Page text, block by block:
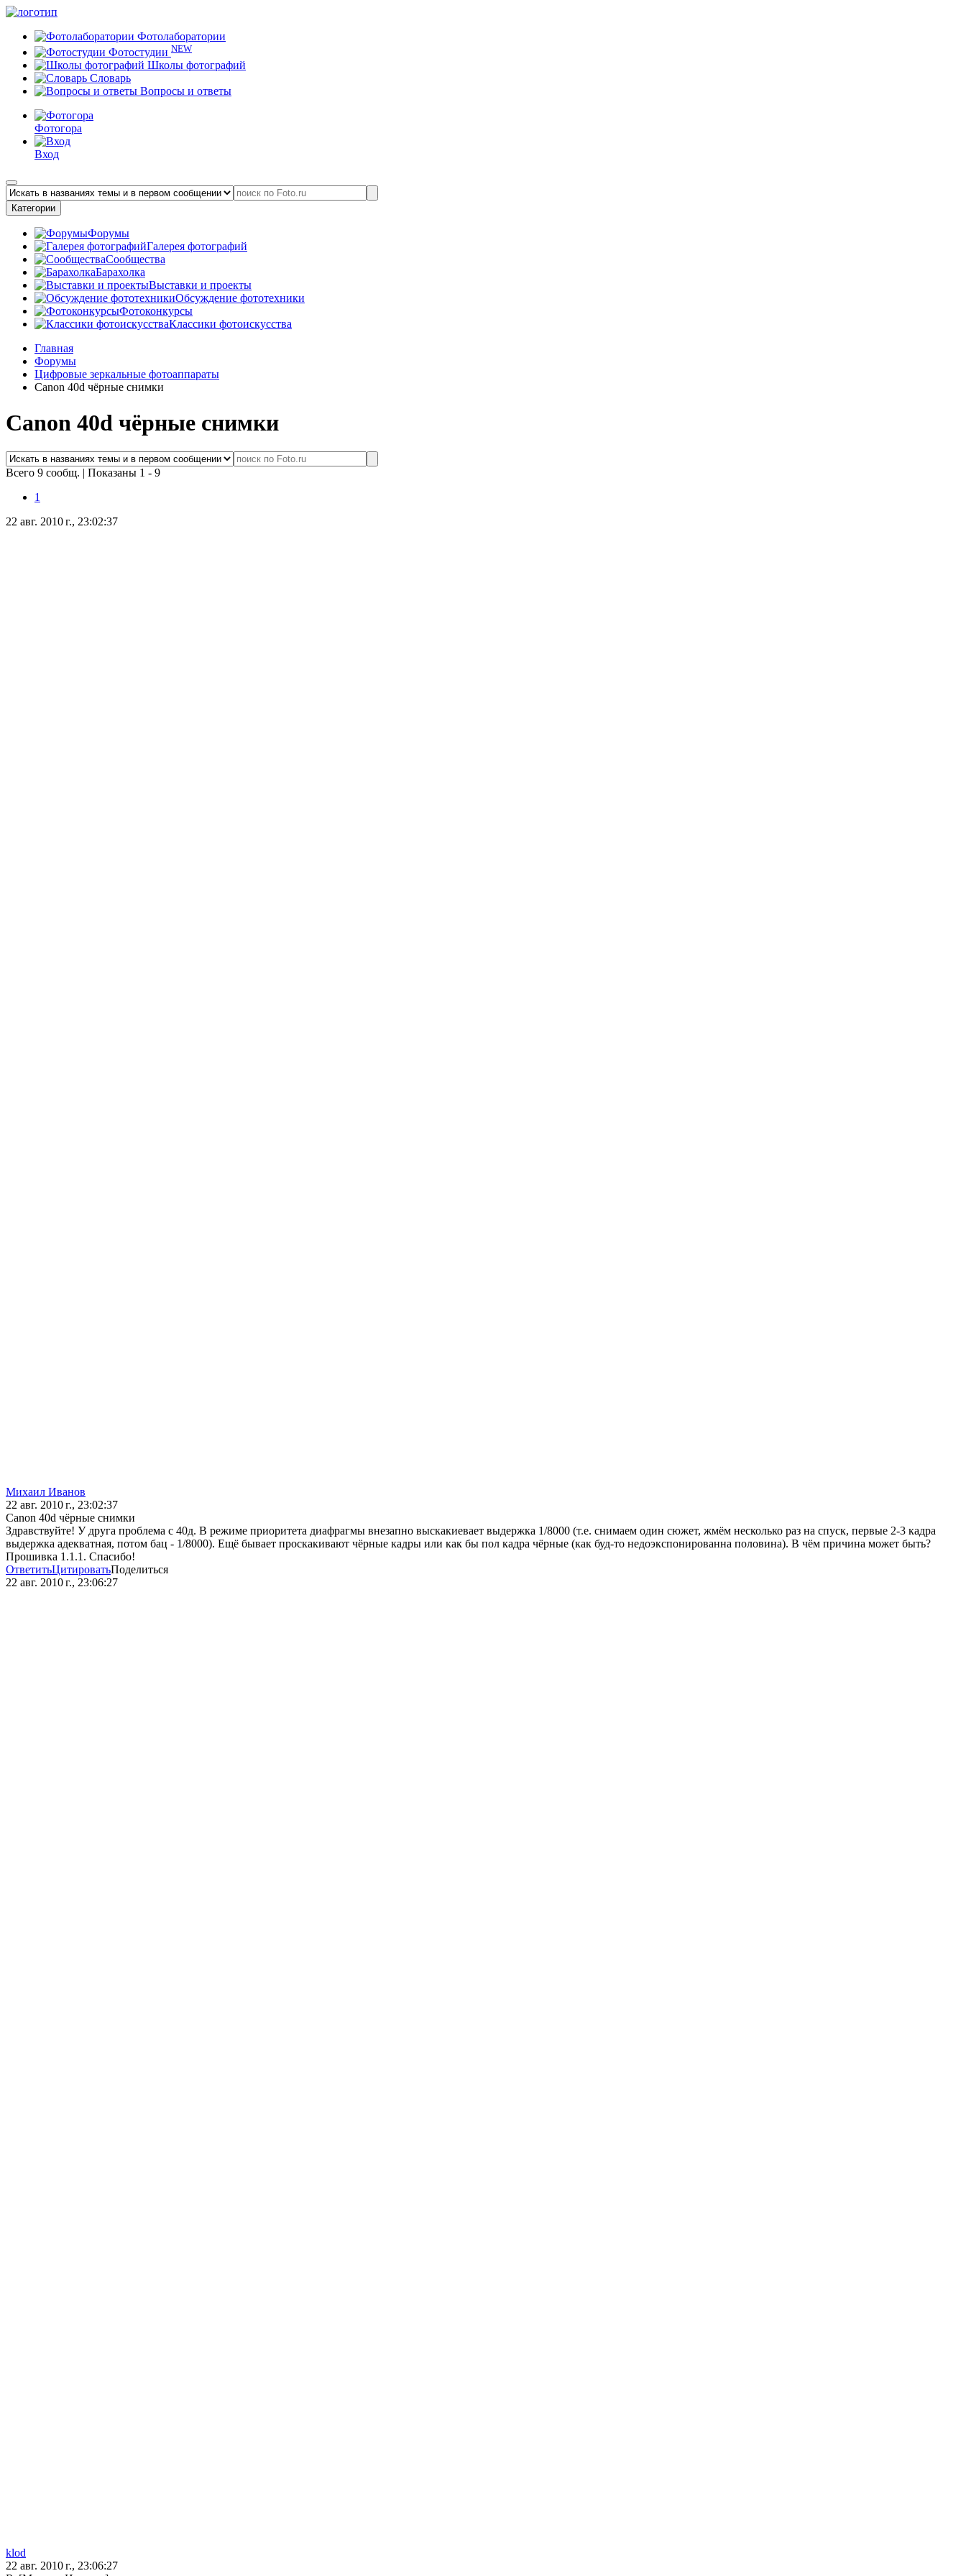
Фотолаборатории
Фотостудии NEW
Школы фотографий
Словарь
Вопросы и ответы
Фотогора
Вход
Категории
Форумы
Галерея фотографий
Сообщества
Барахолка
Выставки и проекты
Обсуждение фототехники
Фотоконкурсы
Классики фотоискусства
Главная
Форумы
Цифровые зеркальные фотоаппараты
Canon 40d чёрные снимки
Canon 40d чёрные снимки
Всего 9 сообщ. | Показаны 1 - 9
1
22 авг. 2010 г., 23:02:37
Михаил Иванoв
22 авг. 2010 г., 23:02:37
Canon 40d чёрные снимки
Здравствуйте! У друга проблема с 40д. В режиме приоритета диафрагмы внезапно выскакиевает выдержка 1/8000 (т.е. снимаем один сюжет, жмём несколько раз на спуск, первые 2-3 кадра
выдержка адекватная, потом бац - 1/8000). Ещё бывает проскакивают чёрные кадры или как бы пол кадра чёрные (как буд-то недоэкспонированна половина). В чём причина может быть?
Прошивка 1.1.1. Спасибо!
ОтветитьЦитироватьПоделиться
22 авг. 2010 г., 23:06:27
klod
22 авг. 2010 г., 23:06:27